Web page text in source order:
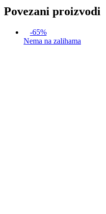
Povezani proizvodi
-65%
Nema na zalihama